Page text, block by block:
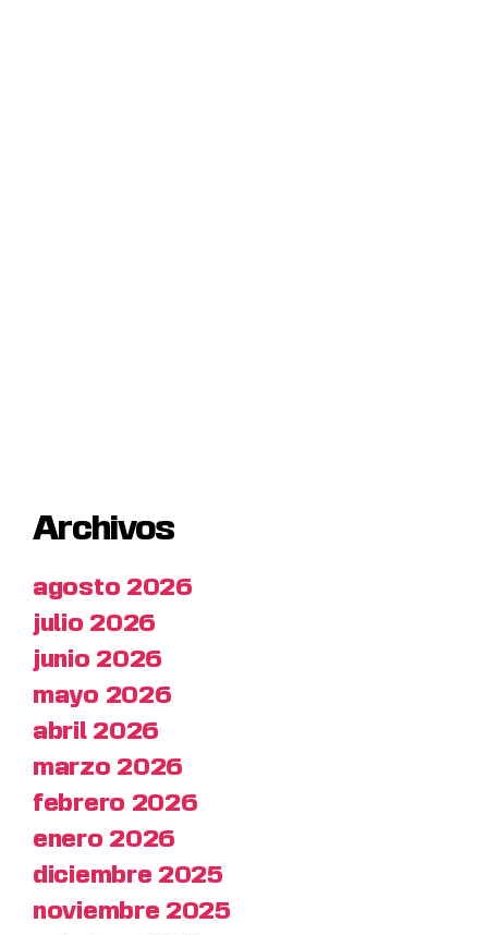
Archivos
agosto 2026
julio 2026
junio 2026
mayo 2026
abril 2026
marzo 2026
febrero 2026
enero 2026
diciembre 2025
noviembre 2025